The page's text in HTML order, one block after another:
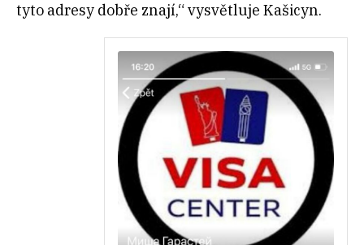
tyto adresy dobře znají,“ vysvětluje Kašicyn.